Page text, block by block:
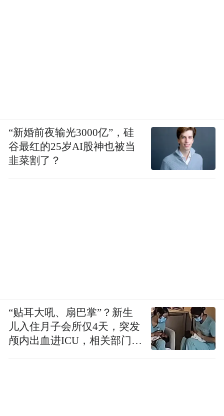
“新婚前夜输光3000亿”，硅
谷最红的25岁AI股神也被当
韭菜割了？
“贴耳大吼、扇巴掌”？新生
儿入住月子会所仅4天，突发
颅内出血进ICU，相关部门已